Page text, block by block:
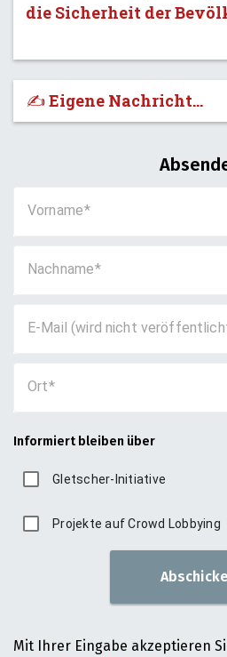
die Sicherheit der
✍️ Eigene Nachricht...
Vorname
Nachname
E-Mail (wird nicht
Ort
Informiert bleiben über
Gletscher-Initiative
Projekte auf Crowd Lobbying
Mit Ihrer Eingabe akzeptieren